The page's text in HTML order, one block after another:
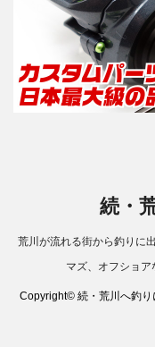
続・
荒川が流れる街から釣りに
マズ、オフショア
Copyright© 続・荒川へ釣